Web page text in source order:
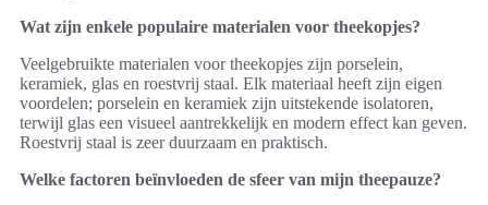
Wat zijn enkele populaire materialen voor theekopjes?
Veelgebruikte materialen voor theekopjes zijn porselein,
keramiek, glas en roestvrij staal. Elk materiaal heeft zijn eigen
voordelen; porselein en keramiek zijn uitstekende isolatoren,
terwijl glas een visueel aantrekkelijk en modern effect kan geven.
Roestvrij staal is zeer duurzaam en praktisch.
Welke factoren beïnvloeden de sfeer van mijn theepauze?